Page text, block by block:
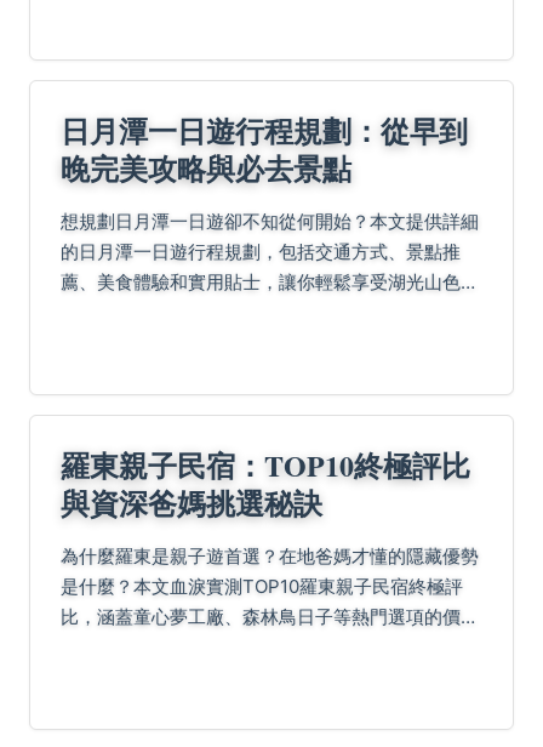
日月潭一日遊行程規劃：從早到
晚完美攻略與必去景點
想規劃日月潭一日遊卻不知從何開始？本文提供詳細
的日月潭一日遊行程規劃，包括交通方式、景點推
薦、美食體驗和實用貼士，讓你輕鬆享受湖光山色，
羅東親子民宿：TOP10終極評比
與資深爸媽挑選秘訣
為什麼羅東是親子遊首選？在地爸媽才懂的隱藏優勢
是什麼？本文血淚實測TOP10羅東親子民宿終極評
比，涵蓋童心夢工廠、森林鳥日子等熱門選項的價